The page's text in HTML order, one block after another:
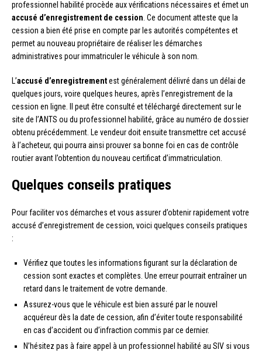
professionnel habilité procède aux vérifications nécessaires et émet un
accusé d’enregistrement de cession . Ce document atteste que la
cession a bien été prise en compte par les autorités compétentes et
permet au nouveau propriétaire de réaliser les démarches
administratives pour immatriculer le véhicule à son nom.
L’accusé d’enregistrementest généralement délivré dans un délai de
quelques jours, voire quelques heures, après l’enregistrement de la
cession en ligne. Il peut être consulté et téléchargé directement sur le
site de l’ANTS ou du professionnel habilité, grâce au numéro de dossier
obtenu précédemment. Le vendeur doit ensuite transmettre cet accusé
à l’acheteur, qui pourra ainsi prouver sa bonne foi en cas de contrôle
routier avant l’obtention du nouveau certificat d’immatriculation.
Quelques conseils pratiques
Pour faciliter vos démarches et vous assurer d’obtenir rapidement votre
accusé d’enregistrement de cession, voici quelques conseils pratiques
:
Vérifiez que toutes les informations figurant sur la déclaration de
cession sont exactes et complètes. Une erreur pourrait entraîner un
retard dans le traitement de votre demande.
Assurez-vous que le véhicule est bien assuré par le nouvel
acquéreur dès la date de cession, afin d’éviter toute responsabilité
en cas d’accident ou d’infraction commis par ce dernier.
N’hésitez pas à faire appel à un professionnel habilité au SIV si vous